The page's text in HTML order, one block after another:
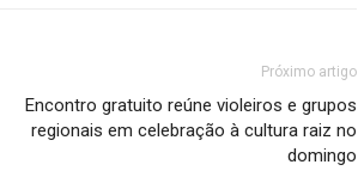
Próximo artigo
Encontro gratuito reúne violeiros e grupos
regionais em celebração à cultura raiz no
domingo